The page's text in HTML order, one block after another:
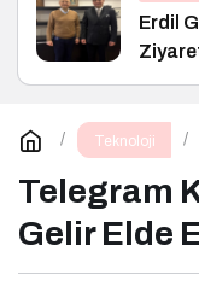
Erdil
Teknoloji
Telegram
Gelir Elde